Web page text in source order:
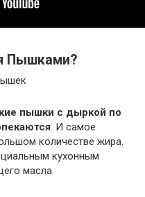
Пышками?
пышки с дыркой по
. И самое
количестве жира.
кухонным
масла.